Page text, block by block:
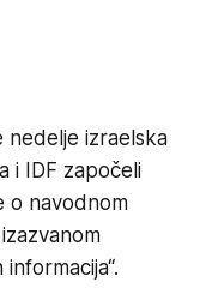
nedelje izraelska
i IDF započeli
o navodnom